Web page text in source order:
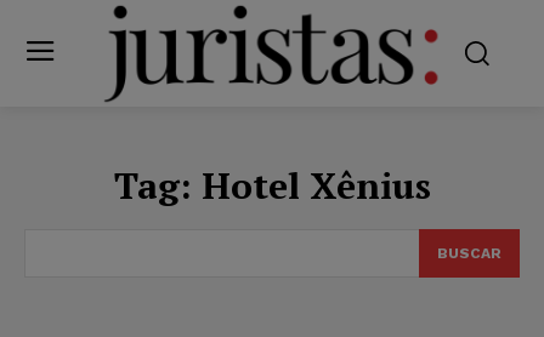
Tag: Hotel Xênius
BUSCAR